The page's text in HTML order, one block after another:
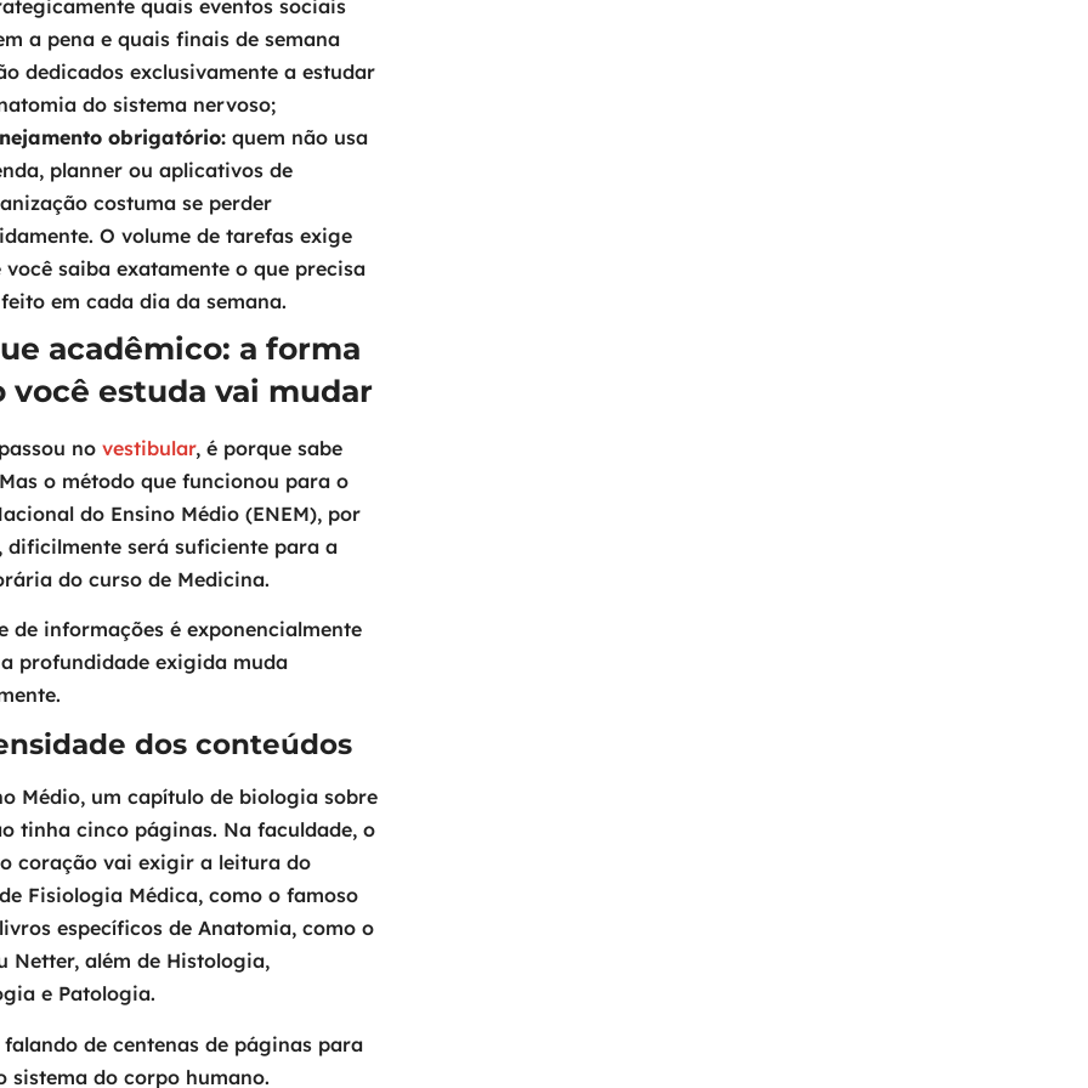
quais eventos sociais
a pena e quais finais de semana
dedicados exclusivamente a estudar
do sistema nervoso;
obrigatório:quem não usa
planner ou aplicativos de
costuma se perder
O volume de tarefas exige
você saiba exatamente o que precisa
em cada dia da semana.
acadêmico: a forma
você estuda vai mudar
no vestibular, é porque sabe
o método que funcionou para o
do Ensino Médio (ENEM), por
dificilmente será suficiente para a
do curso de Medicina.
de informações é exponencialmente
profundidade exigida muda
dos conteúdos
Médio, um capítulo de biologia sobre
tinha cinco páginas. Na faculdade, o
coração vai exigir a leitura do
Fisiologia Médica, como o famoso
específicos de Anatomia, como o
Netter, além de Histologia,
e Patologia.
falando de centenas de páginas para
sistema do corpo humano.